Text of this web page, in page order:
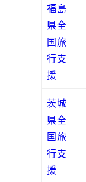
福島
県全
国旅
行支
援
茨城
県全
国旅
行支
援